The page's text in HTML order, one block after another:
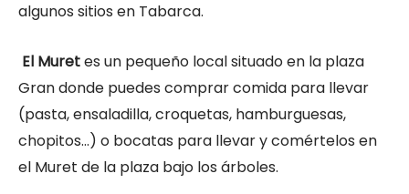
algunos sitios en Tabarca.
El Muretes un pequeño local situado en la plaza
Gran donde puedes comprar comida para llevar
(pasta, ensaladilla, croquetas, hamburguesas,
chopitos…) o bocatas para llevar y comértelos en
el Muret de la plaza bajo los árboles.